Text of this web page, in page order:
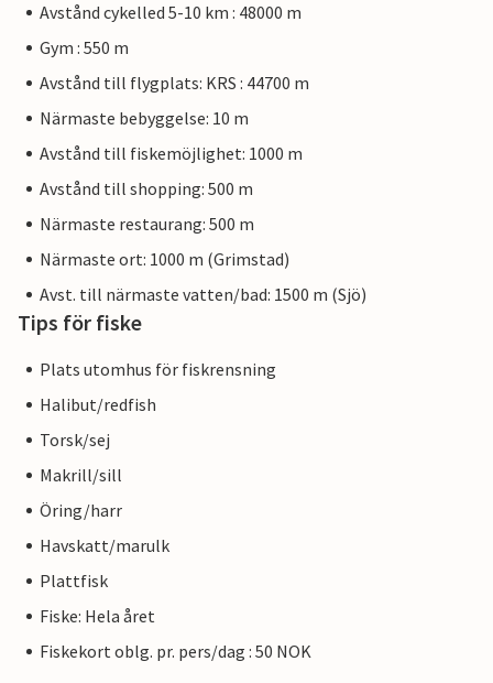
Avstånd cykelled 5-10 km : 48000 m
Gym : 550 m
Avstånd till flygplats: KRS : 44700 m
Närmaste bebyggelse: 10 m
Avstånd till fiskemöjlighet: 1000 m
Avstånd till shopping: 500 m
Närmaste restaurang: 500 m
Närmaste ort: 1000 m (Grimstad)
Avst. till närmaste vatten/bad: 1500 m (Sjö)
Tips för fiske
Plats utomhus för fiskrensning
Halibut/redfish
Torsk/sej
Makrill/sill
Öring/harr
Havskatt/marulk
Plattfisk
Fiske: Hela året
Fiskekort oblg. pr. pers/dag : 50 NOK